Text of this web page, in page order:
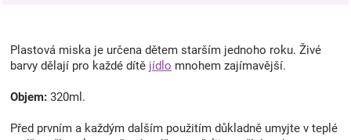
Plastová miska je určena dětem starším jednoho roku. Živé
barvy dělají pro každé dítě jídlo mnohem zajímavější.
Objem: 320ml.
Před prvním a každým dalším použitím důkladně umyjte v teplé